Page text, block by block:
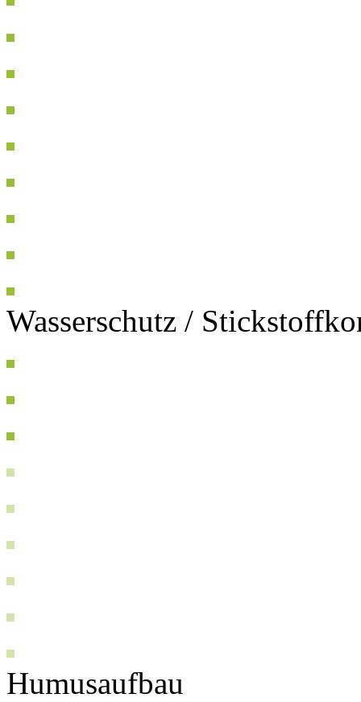
Wasserschutz /
Humusaufbau